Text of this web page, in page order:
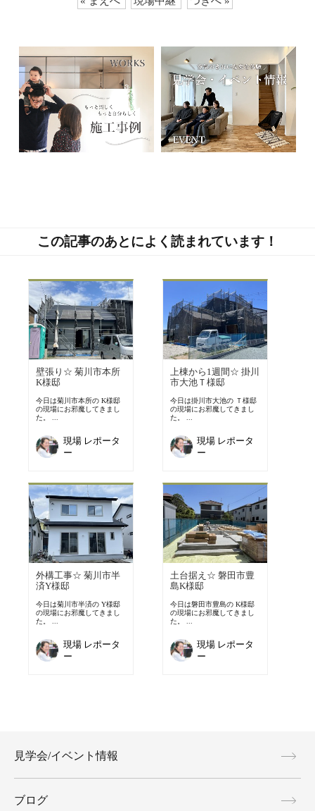
この記事のあとによく読まれています！
壁張り☆ 菊川市本所
K様邸
今日は菊川市本所の K様邸
の現場にお邪魔してきまし
た。 ...
現場 レポータ
ー
上棟から1週間☆ 掛川
市大池Ｔ様邸
今日は掛川市大池の Ｔ様邸
の現場にお邪魔してきまし
た。 ...
現場 レポータ
ー
外構工事☆ 菊川市半
済Y様邸
今日は菊川市半済の Y様邸
の現場にお邪魔してきまし
た。 ...
現場 レポータ
ー
土台据え☆ 磐田市豊
島K様邸
今日は磐田市豊島の K様邸
の現場にお邪魔してきまし
た。 ...
現場 レポータ
ー
見学会/イベント情報
ブログ